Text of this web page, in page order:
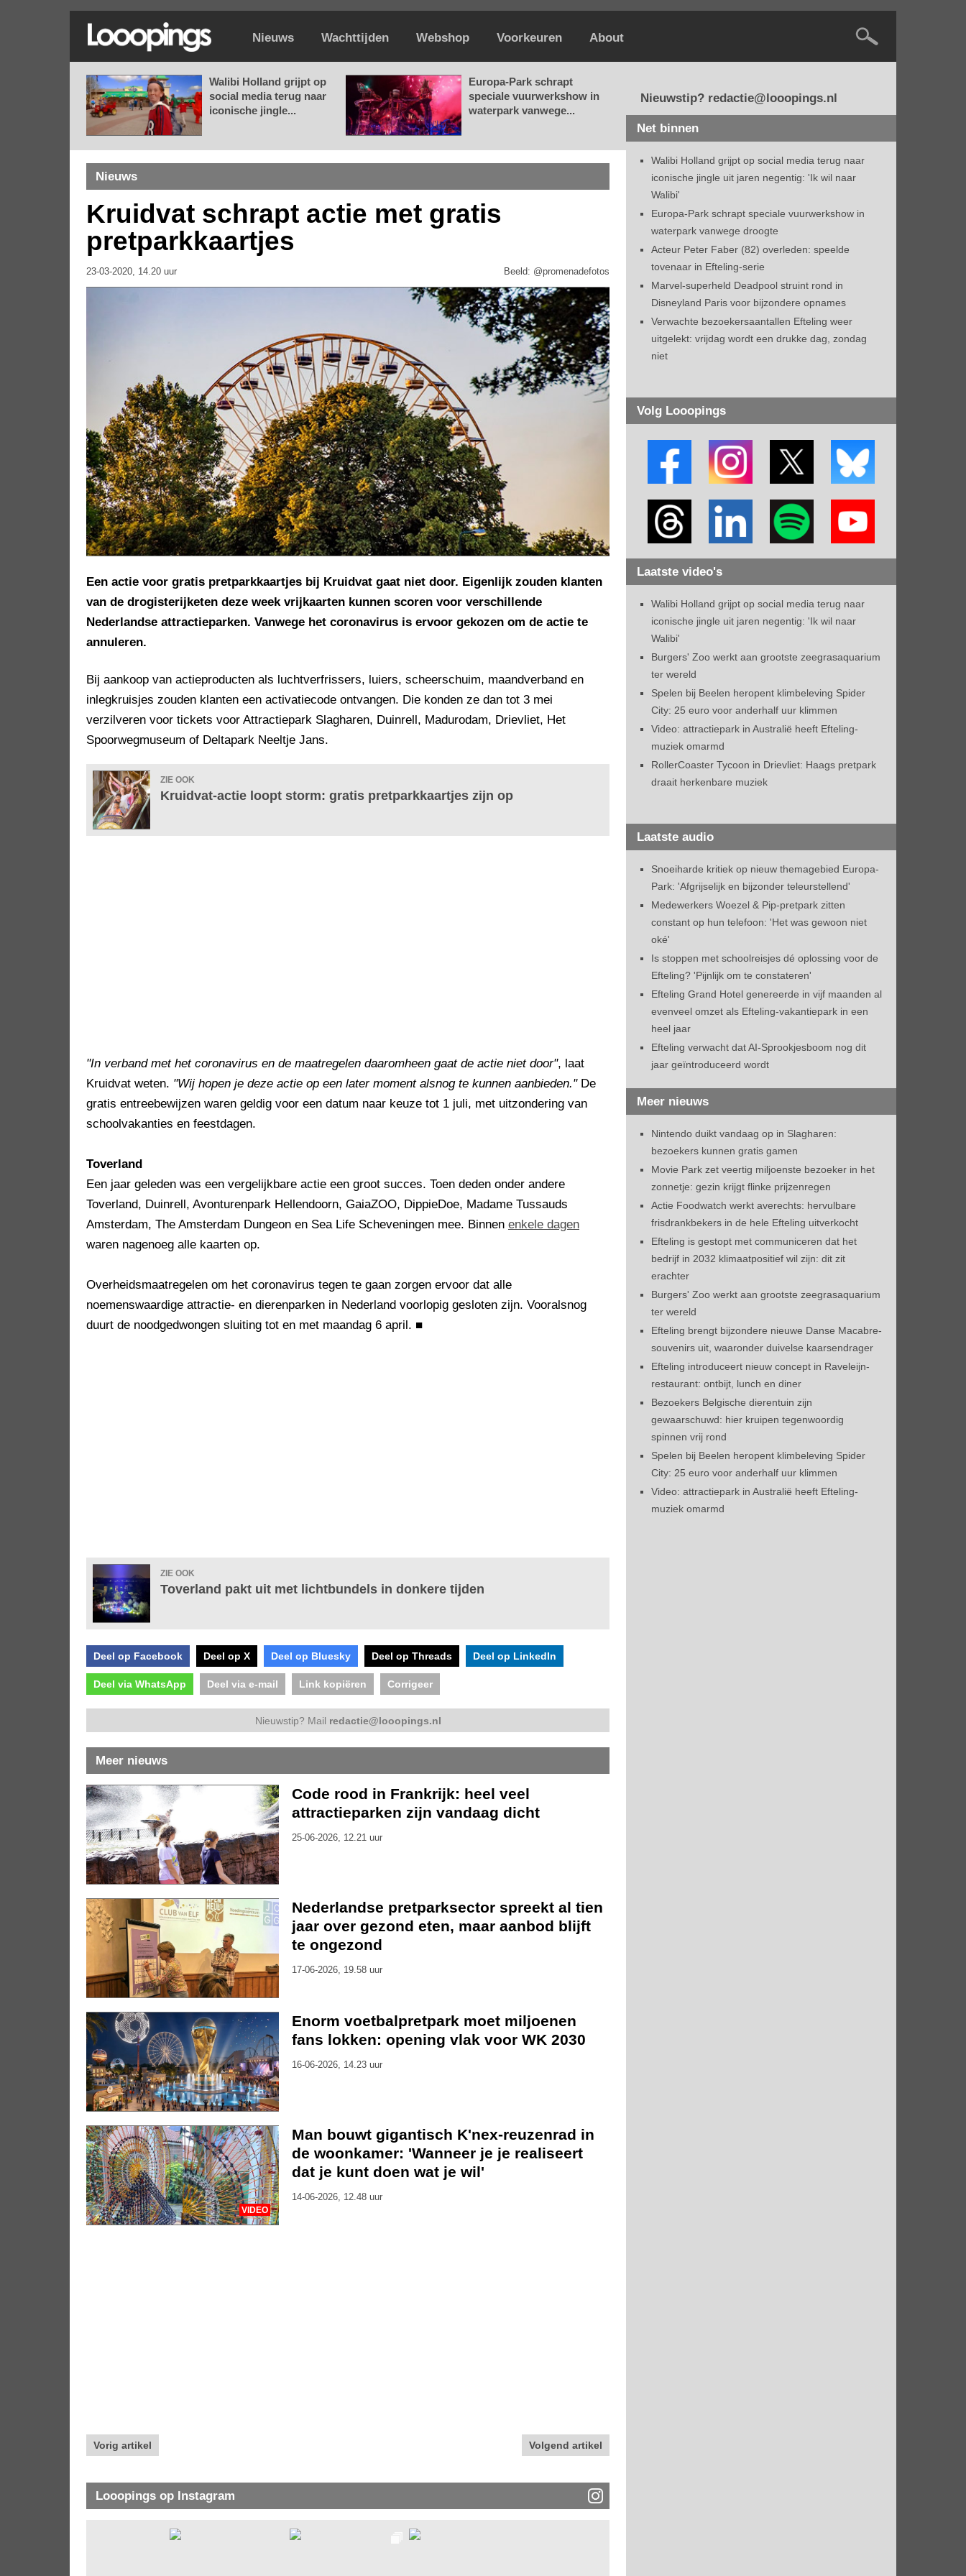
Nieuws Wachttijden Webshop Voorkeuren About
Walibi Holland grijpt op
social media terug naar
iconische jingle...
Europa-Park schrapt
speciale vuurwerkshow in
waterpark vanwege...
Nieuws
Kruidvat schrapt actie met gratis
pretparkkaartjes
23-03-2020, 14.20 uur Beeld: @promenadefotos
Een actie voor gratis pretparkkaartjes bij Kruidvat gaat niet door. Eigenlijk zouden klanten
van de drogisterijketen deze week vrijkaarten kunnen scoren voor verschillende
Nederlandse attractieparken. Vanwege het coronavirus is ervoor gekozen om de actie te
annuleren.
Bij aankoop van actieproducten als luchtverfrissers, luiers, scheerschuim, maandverband en
inlegkruisjes zouden klanten een activatiecode ontvangen. Die konden ze dan tot 3 mei
verzilveren voor tickets voor Attractiepark Slagharen, Duinrell, Madurodam, Drievliet, Het
Spoorwegmuseum of Deltapark Neeltje Jans.
ZIE OOK
Kruidvat-actie loopt storm: gratis pretparkkaartjes zijn op
"In verband met het coronavirus en de maatregelen daaromheen gaat de actie niet door", laat
Kruidvat weten. "Wij hopen je deze actie op een later moment alsnog te kunnen aanbieden."De
gratis entreebewijzen waren geldig voor een datum naar keuze tot 1 juli, met uitzondering van
schoolvakanties en feestdagen.
Toverland
Een jaar geleden was een vergelijkbare actie een groot succes. Toen deden onder andere
Toverland, Duinrell, Avonturenpark Hellendoorn, GaiaZOO, DippieDoe, Madame Tussauds
Amsterdam, The Amsterdam Dungeon en Sea Life Scheveningen mee. Binnen enkele dagen
waren nagenoeg alle kaarten op.
Overheidsmaatregelen om het coronavirus tegen te gaan zorgen ervoor dat alle
noemenswaardige attractie- en dierenparken in Nederland voorlopig gesloten zijn. Vooralsnog
duurt de noodgedwongen sluiting tot en met maandag 6 april. ■
ZIE OOK
Toverland pakt uit met lichtbundels in donkere tijden
Deel op Facebook Deel op X Deel op Bluesky Deel op Threads Deel op LinkedIn
Deel via WhatsApp Deel via e-mail Link kopiëren Corrigeer
Nieuwstip? Mail redactie@looopings.nl
Meer nieuws
Code rood in Frankrijk: heel veel
attractieparken zijn vandaag dicht
25-06-2026, 12.21 uur
Nederlandse pretparksector spreekt al tien
jaar over gezond eten, maar aanbod blijft
te ongezond
17-06-2026, 19.58 uur
Enorm voetbalpretpark moet miljoenen
fans lokken: opening vlak voor WK 2030
16-06-2026, 14.23 uur
VIDEO
Man bouwt gigantisch K'nex-reuzenrad in
de woonkamer: 'Wanneer je je realiseert
dat je kunt doen wat je wil'
14-06-2026, 12.48 uur
Vorig artikel Volgend artikel
Looopings op Instagram
Nieuwstip? redactie@looopings.nl
Net binnen
Walibi Holland grijpt op social media terug naar
iconische jingle uit jaren negentig: 'Ik wil naar
Walibi'
Europa-Park schrapt speciale vuurwerkshow in
waterpark vanwege droogte
Acteur Peter Faber (82) overleden: speelde
tovenaar in Efteling-serie
Marvel-superheld Deadpool struint rond in
Disneyland Paris voor bijzondere opnames
Verwachte bezoekersaantallen Efteling weer
uitgelekt: vrijdag wordt een drukke dag, zondag
niet
Volg Looopings
Laatste video's
Walibi Holland grijpt op social media terug naar
iconische jingle uit jaren negentig: 'Ik wil naar
Walibi'
Burgers' Zoo werkt aan grootste zeegrasaquarium
ter wereld
Spelen bij Beelen heropent klimbeleving Spider
City: 25 euro voor anderhalf uur klimmen
Video: attractiepark in Australië heeft Efteling-
muziek omarmd
RollerCoaster Tycoon in Drievliet: Haags pretpark
draait herkenbare muziek
Laatste audio
Snoeiharde kritiek op nieuw themagebied Europa-
Park: 'Afgrijselijk en bijzonder teleurstellend'
Medewerkers Woezel & Pip-pretpark zitten
constant op hun telefoon: 'Het was gewoon niet
oké'
Is stoppen met schoolreisjes dé oplossing voor de
Efteling? 'Pijnlijk om te constateren'
Efteling Grand Hotel genereerde in vijf maanden al
evenveel omzet als Efteling-vakantiepark in een
heel jaar
Efteling verwacht dat AI-Sprookjesboom nog dit
jaar geïntroduceerd wordt
Meer nieuws
Nintendo duikt vandaag op in Slagharen:
bezoekers kunnen gratis gamen
Movie Park zet veertig miljoenste bezoeker in het
zonnetje: gezin krijgt flinke prijzenregen
Actie Foodwatch werkt averechts: hervulbare
frisdrankbekers in de hele Efteling uitverkocht
Efteling is gestopt met communiceren dat het
bedrijf in 2032 klimaatpositief wil zijn: dit zit
erachter
Burgers' Zoo werkt aan grootste zeegrasaquarium
ter wereld
Efteling brengt bijzondere nieuwe Danse Macabre-
souvenirs uit, waaronder duivelse kaarsendrager
Efteling introduceert nieuw concept in Raveleijn-
restaurant: ontbijt, lunch en diner
Bezoekers Belgische dierentuin zijn
gewaarschuwd: hier kruipen tegenwoordig
spinnen vrij rond
Spelen bij Beelen heropent klimbeleving Spider
City: 25 euro voor anderhalf uur klimmen
Video: attractiepark in Australië heeft Efteling-
muziek omarmd